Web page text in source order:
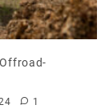
1